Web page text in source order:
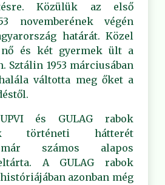
Közülük az első
novemberének végén
határát. Közel
és két gyermek ült a
Sztálin 1953 márciusában
váltotta meg őket a
és GULAG rabok
történeti hátterét
számos alapos
A GULAG rabok
azonban még